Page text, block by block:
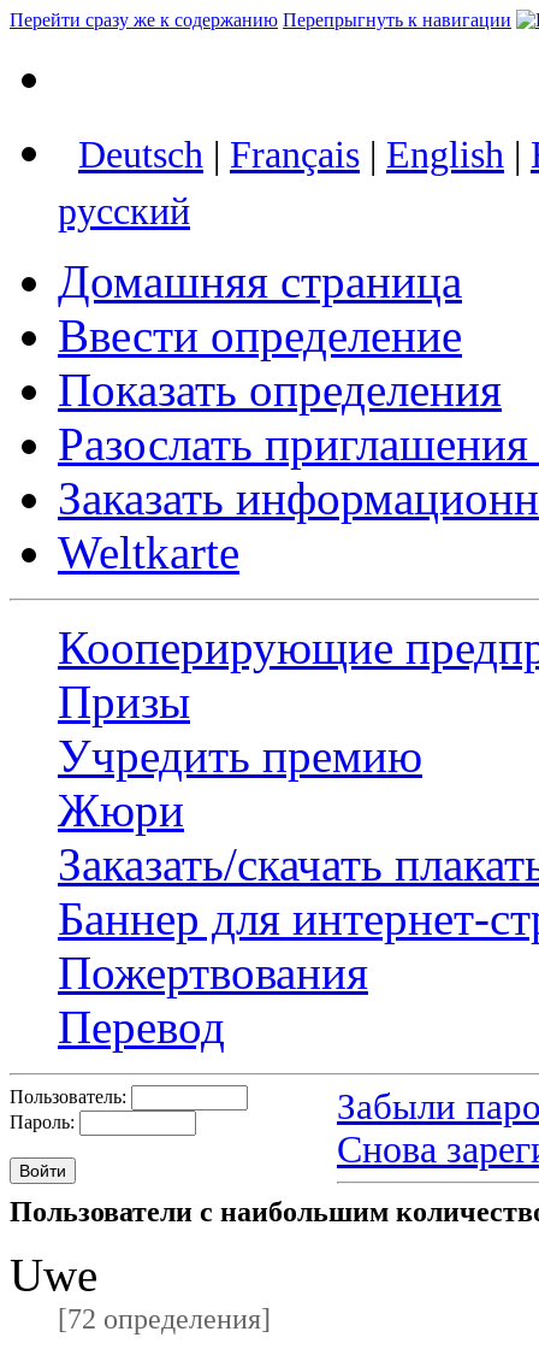
Перейти сразу же к содержанию Перепрыгнуть к навигации
Deutsch | Français | English |
русский
Домашняя страница
Ввести определение
Показать определения
Разослать
Заказать
Weltkarte
Кооперирующие
Призы
Учредить премию
Жюри
Заказать/скачать
Баннер для интернет-
Пожертвования
Перевод
Пользователь:
Пароль:
Забыли
Снова
Пользователи с наибольшим
Uwe
[72 определения]